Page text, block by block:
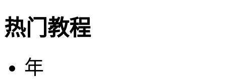
热门教程
年